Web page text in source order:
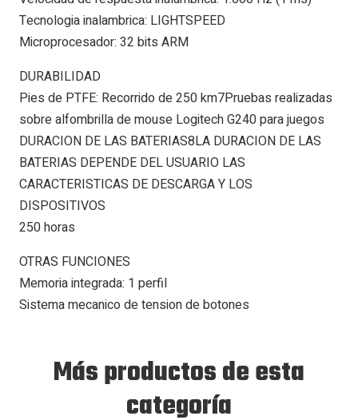
Tecnologia inalambrica: LIGHTSPEED
Microprocesador: 32 bits ARM
DURABILIDAD
Pies de PTFE: Recorrido de 250 km7Pruebas realizadas
sobre alfombrilla de mouse Logitech G240 para juegos
DURACION DE LAS BATERIAS8LA DURACION DE LAS
BATERIAS DEPENDE DEL USUARIO LAS
CARACTERISTICAS DE DESCARGA Y LOS
DISPOSITIVOS
250 horas
OTRAS FUNCIONES
Memoria integrada: 1 perfil
Sistema mecanico de tension de botones
Más productos de esta
categoría